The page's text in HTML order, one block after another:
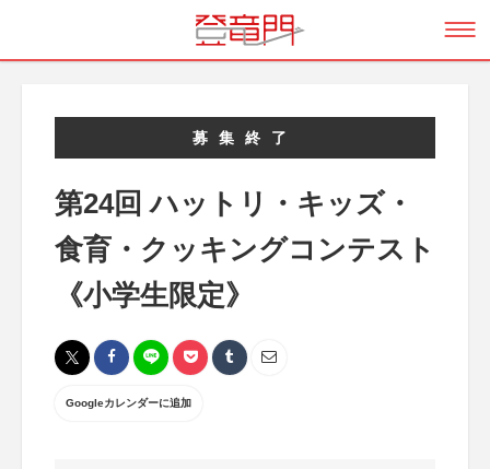
募集終了
第24回 ハットリ・キッズ・
食育・クッキングコンテスト
《小学生限定》
Googleカレンダーに追加